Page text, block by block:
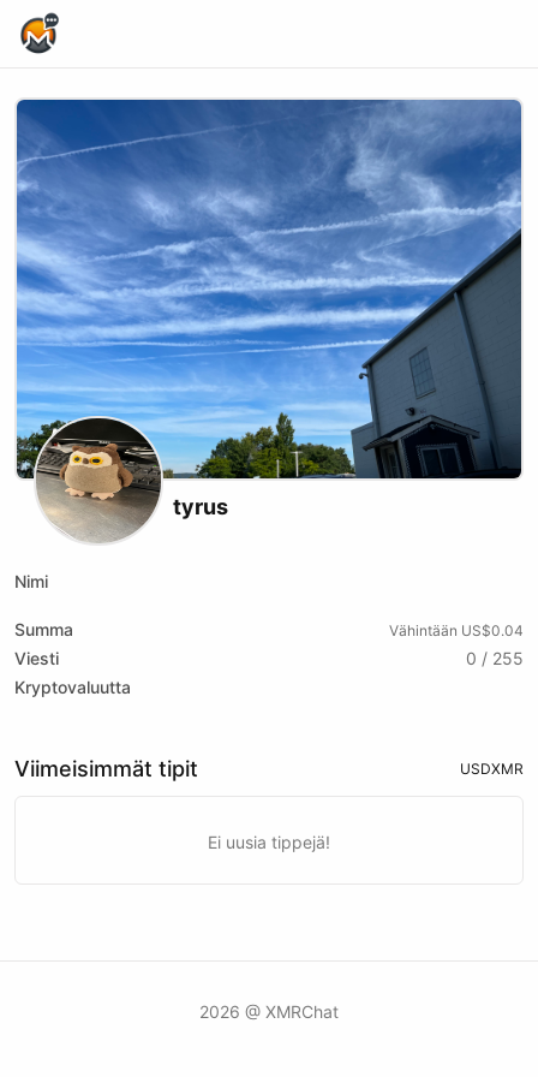
tyrus
Nimi
Summa Vähintään US$0.04
Viesti
0 / 255
Kryptovaluutta
Viimeisimmät tipit USDXMR
Ei uusia tippejä!
2026 @ XMRChat